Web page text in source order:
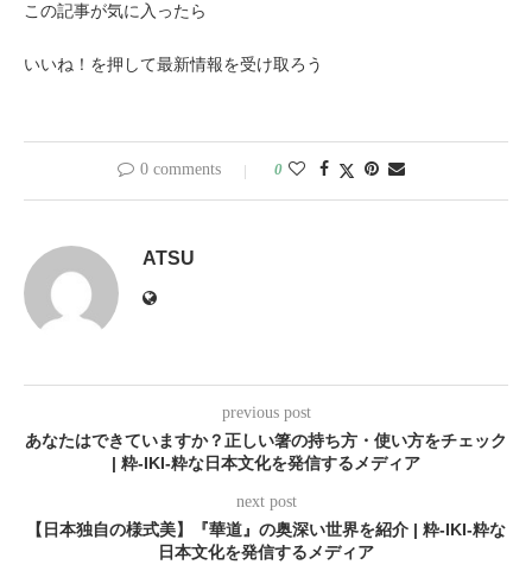
この記事が気に入ったら
いいね！を押して最新情報を受け取ろう
0 comments 0
ATSU
previous post
あなたはできていますか？正しい箸の持ち方・使い方をチェック
| 粋-IKI-粋な日本文化を発信するメディア
next post
【日本独自の様式美】『華道』の奥深い世界を紹介 | 粋-IKI-粋な
日本文化を発信するメディア